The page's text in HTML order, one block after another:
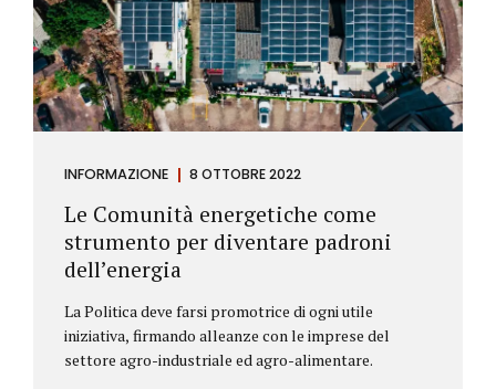
INFORMAZIONE 8 OTTOBRE 2022
Le Comunità energetiche come
strumento per diventare padroni
dell’energia
La Politica deve farsi promotrice di ogni utile
iniziativa, firmando alleanze con le imprese del
settore agro-industriale ed agro-alimentare.